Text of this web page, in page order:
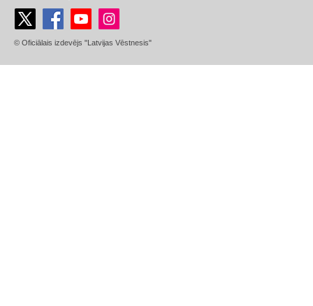
© Oficiālais izdevējs "Latvijas Vēstnesis"